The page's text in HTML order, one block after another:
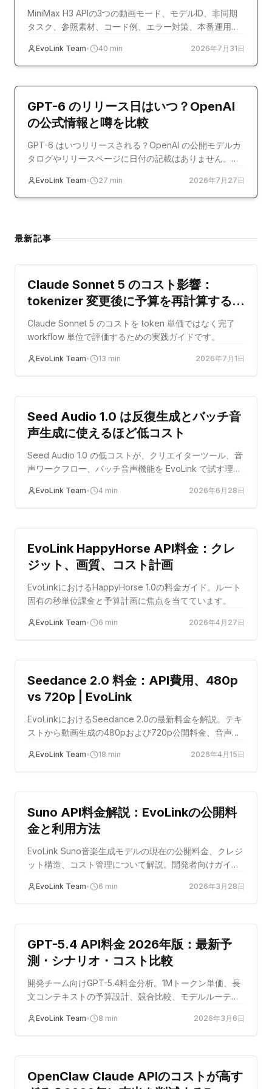
MiniMax H3 APIの3つの動画モード、モデルID、非同期
タスク、参照素材、コード例、エラー対策、本番運用を
EvoLink Team• 40 min 2026年7月31日
model-release
GPT-6 のリリース日はいつ？OpenAI
の公式情報と噂を比較
GPT-6 はいつリリースされる？OpenAI の公開モデルカ
タログやリリースページに日付の記載はありません。公
す。EvoLink Team• 27 min 2026年7月27日
最新記事
Claude Sonnet 5 のコスト影響：
tokenizer 変更後に予算を再計算する方
法
Claude Sonnet 5 のコストを token 単価ではなく完了
workflow 単位で評価するための実践ガイドです。
EvoLink Team• 13 min 2026年7月1日
コストの最適化
Seed Audio 1.0 は反復生成とバッチ音
声生成に使えるほど低コスト
Seed Audio 1.0 の低コストが、クリエイターツール、音
声ワークフロー、バッチ音声機能を EvoLink で試す理由
EvoLink Team• 4 min 2026年6月28日
コストの最適化
EvoLink HappyHorse API料金：クレ
ジット、画質、コスト計画
EvoLinkにおけるHappyHorse 1.0の料金ガイド。ルート
固有の秒単位課金と予算計画に焦点を当てています。
EvoLink Team• 6 min 2026年4月27日
コストの最適化
Seedance 2.0 料金：API費用、480p
vs 720p | EvoLink
EvoLinkにおけるSeedance 2.0の最新料金を解説。テキ
ストから動画生成の480pおよび720p公開料金、音声生
EvoLink Team• 18 min 2026年4月15日
コストの最適化
Suno API料金解説：EvoLinkの公開料
金と利用方法
EvoLink Suno音楽生成モデルの現在の公開料金、クレジ
ット構造、コスト管理について解説。開発者向けガイ
EvoLink Team• 6 min 2026年3月28日
コストの最適化
GPT-5.4 API料金 2026年版：最新予
測・シナリオ・コスト比較
開発チーム向けGPT-5.4料金分析。1Mトークン単価、長
文コンテキストの予算設計、競合比較、モデルルーティ
EvoLink Team• 8 min 2026年3月6日
コストの最適化
OpenClaw Claude APIのコストが高す